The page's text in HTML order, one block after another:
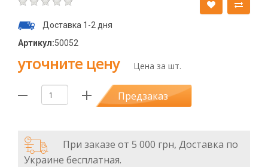
Доставка 1-2 дня
Артикул:50052
уточните цену Цена за шт.
Предзаказ
При заказе от 5 000 грн, Доставка по
Украине бесплатная.